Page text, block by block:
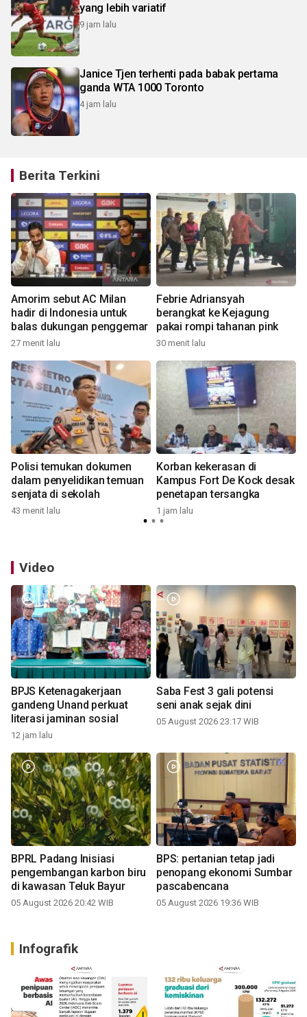
yang lebih variatif
9 jam lalu
Janice Tjen terhenti pada babak pertama
ganda WTA 1000 Toronto
4 jam lalu
Berita Terkini
Amorim sebut AC Milan
hadir di Indonesia untuk
balas dukungan penggemar
27 menit lalu
Febrie Adriansyah
berangkat ke Kejagung
pakai rompi tahanan pink
30 menit lalu
Polisi temukan dokumen
dalam penyelidikan temuan
senjata di sekolah
43 menit lalu
Korban kekerasan di
Kampus Fort De Kock desak
penetapan tersangka
1 jam lalu
Video
BPJS Ketenagakerjaan
gandeng Unand perkuat
literasi jaminan sosial
12 jam lalu
Saba Fest 3 gali potensi
seni anak sejak dini
05 August 2026 23:17 WIB
BPRL Padang Inisiasi
pengembangan karbon biru
di kawasan Teluk Bayur
05 August 2026 20:42 WIB
BPS: pertanian tetap jadi
penopang ekonomi Sumbar
pascabencana
05 August 2026 19:36 WIB
Infografik